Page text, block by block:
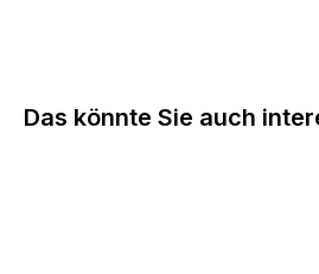
Produktgalerie
Das könnte Sie auch